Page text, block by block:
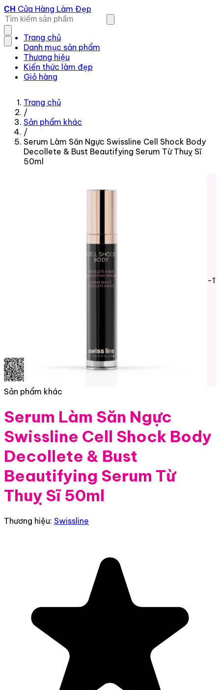
CH Cửa Hàng Làm Đẹp
Trang chủ
Danh mục sản phẩm
Thương hiệu
Kiến thức làm đẹp
Giỏ hàng
Trang chủ
/
Sản phẩm khác
/
Serum Làm Săn Ngực Swissline Cell Shock Body
Decollete & Bust Beautifying Serum Từ Thuỵ Sĩ
50ml
-
Sản phẩm khác
Serum Làm Săn Ngực
Swissline Cell Shock Body
Decollete & Bust
Beautifying Serum Từ
Thuỵ Sĩ 50ml
Thương hiệu: Swissline